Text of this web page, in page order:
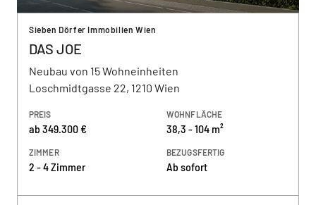
Sieben Dörfer Immobilien Wien
DAS JOE
Neubau von 15 Wohneinheiten
Loschmidtgasse 22, 1210 Wien
PREIS
ab 349.300 €
WOHNFLÄCHE
38,3 - 104 m²
ZIMMER
2 - 4 Zimmer
BEZUGSFERTIG
Ab sofort